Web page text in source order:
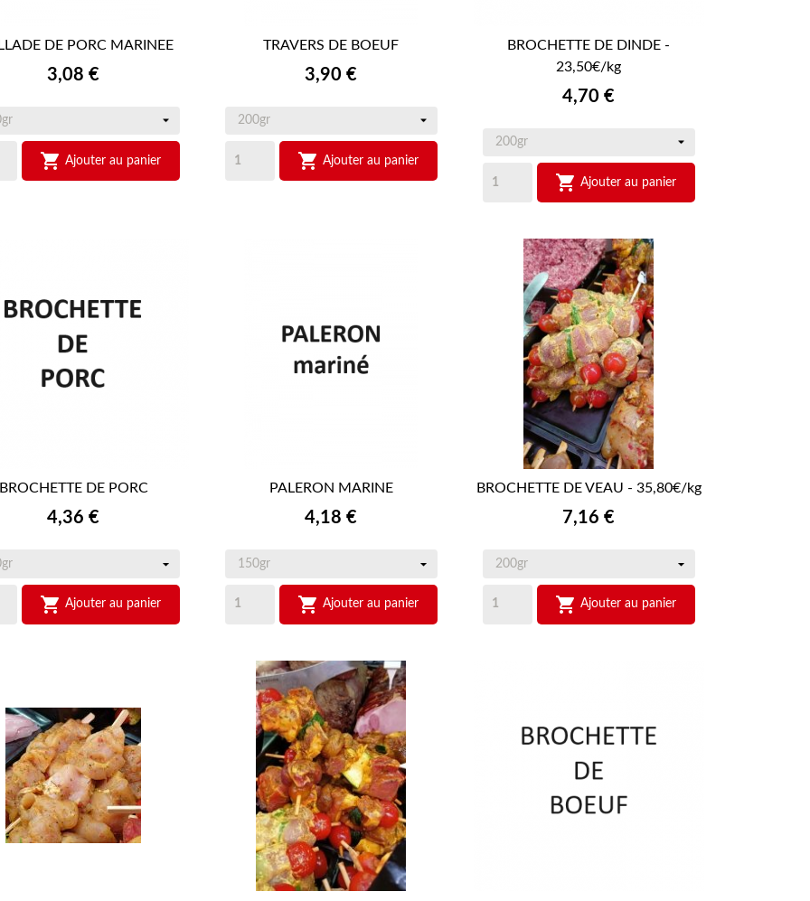
APERÇU RAPIDE
DE PORC MARINEE
Prix
3,08 €
 Ajouter au panier
APERÇU RAPIDE
TRAVERS DE BOEUF
Prix
3,90 €
 Ajouter au panier
APERÇU RAPIDE
BROCHETTE DE DINDE -
23,50€/kg
Prix
4,70 €
 Ajouter au panier
APERÇU RAPIDE
DE PORC
Prix
4,36 €
 Ajouter au panier
APERÇU RAPIDE
PALERON MARINE
Prix
4,18 €
 Ajouter au panier
APERÇU RAPIDE
BROCHETTE DE VEAU - 35,80€/kg
Prix
7,16 €
 Ajouter au panier